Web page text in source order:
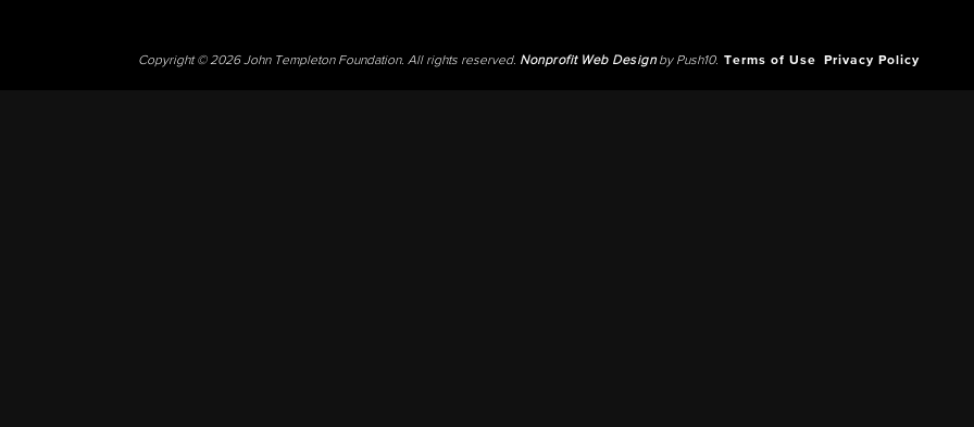
Copyright © 2026 John Templeton Foundation. All rights reserved. Nonprofit Web Designby Push10. Terms of Use Privacy Policy